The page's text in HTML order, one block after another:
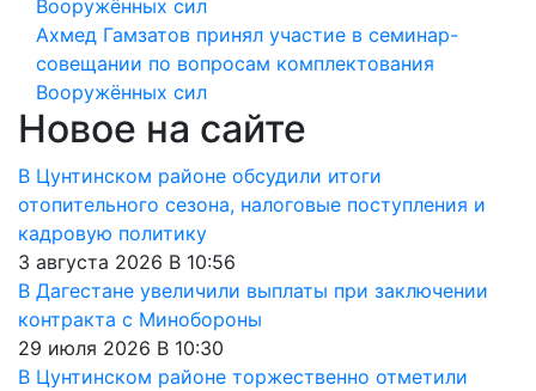
Ахмед Гамзатов принял участие в семинар-
совещании по вопросам комплектования
Вооружённых сил
Новое на сайте
В Цунтинском районе обсудили итоги
отопительного сезона, налоговые поступления и
кадровую политику
3 августа 2026 В 10:56
В Дагестане увеличили выплаты при заключении
контракта с Минобороны
29 июля 2026 В 10:30
В Цунтинском районе торжественно отметили